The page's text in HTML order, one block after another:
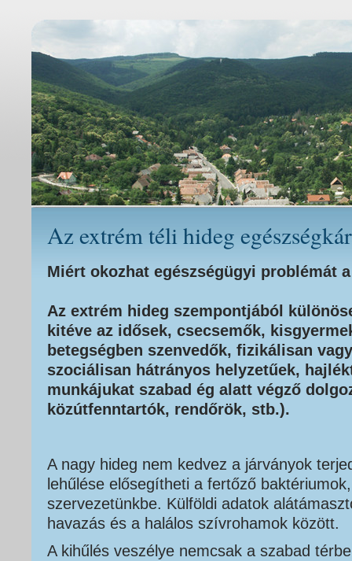
Az extrém téli hideg
Miért okozhat egészségügyi problémát
Az extrém hideg szempontjából
kitéve az idősek, csecsemők,
betegségben szenvedők, fizikálisan
szociálisan hátrányos helyzetűek,
munkájukat szabad ég alatt végző
közútfenntartók, rendőrök, stb.).
A nagy hideg nem kedvez a járványok
lehűlése elősegítheti a fertőző
szervezetünkbe. Külföldi adatok
havazás és a halálos szívrohamok között.
A kihűlés veszélye nemcsak a szabad